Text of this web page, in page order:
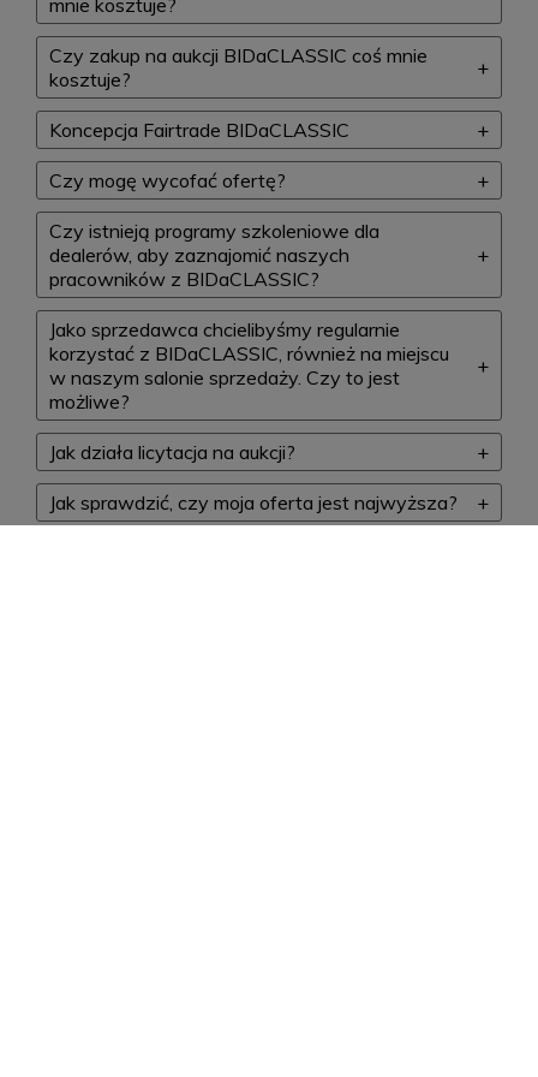
Czy zakup na aukcji BIDaCLASSIC coś mnie
kosztuje?
Koncepcja Fairtrade BIDaCLASSIC
Czy mogę wycofać ofertę?
Czy istnieją programy szkoleniowe dla
dealerów, aby zaznajomić naszych
pracowników z BIDaCLASSIC?
Jako sprzedawca chcielibyśmy regularnie
korzystać z BIDaCLASSIC, również na miejscu
w naszym salonie sprzedaży. Czy to jest
możliwe?
Jak działa licytacja na aukcji?
Jak sprawdzić, czy moja oferta jest najwyższa?